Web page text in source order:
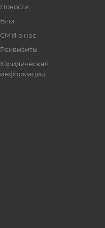
Новости
Блог
СМИ о нас
Реквизиты
Юридическая
информация